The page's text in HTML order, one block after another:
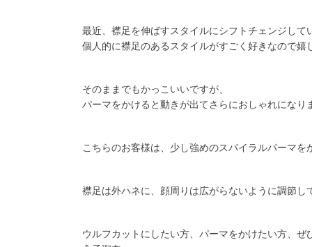
最近、襟足を伸ばすスタイルにシフトチェンジして
個人的に襟足のあるスタイルがすごく好きなので嬉
そのままでもかっこいいですが、
パーマをかけると動きが出てさらにおしゃれになり
こちらのお客様は、少し強めのスパイラルパーマを
襟足は外ハネに、顔周りは広がらないように調節し
ウルフカットにしたい方、パーマをかけたい方、